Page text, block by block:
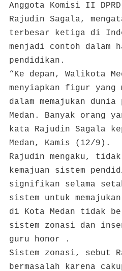
Anggota Komisi II
Rajudin Sagala,
terbesar ketiga di
menjadi contoh dalam
pendidikan.
“Ke depan, Walikota
menyiapkan figur
dalam memajukan
Medan. Banyak orang
kata Rajudin Sagala
Medan, Kamis (12/9).
Rajudin mengaku,
kemajuan sistem
signifikan selama
sistem untuk
di Kota Medan tidak
sistem zonasi dan
guru honor .
Sistem zonasi, sebut
bermasalah karena